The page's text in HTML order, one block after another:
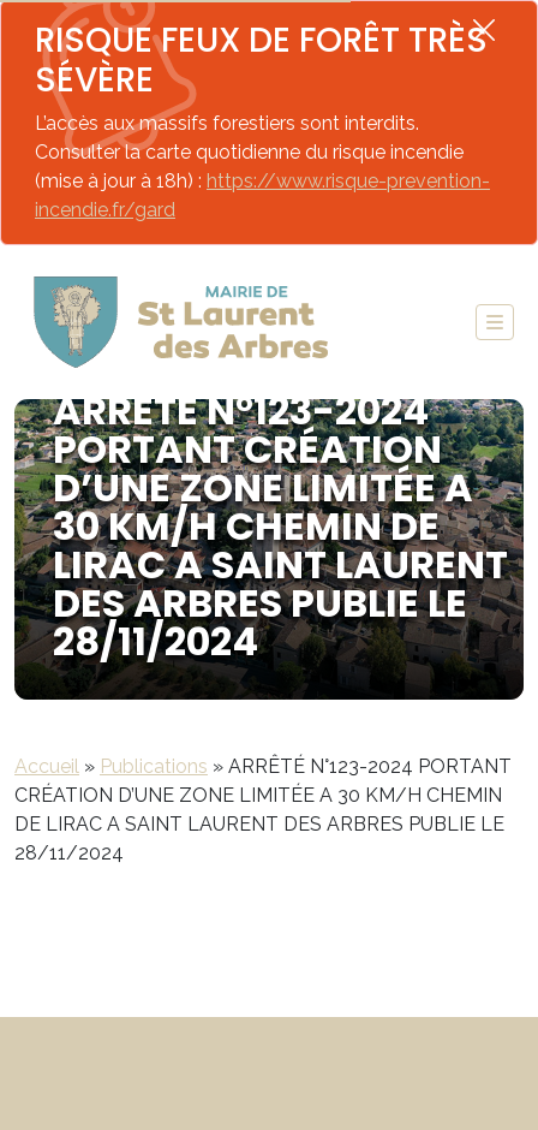
RISQUE FEUX DE FORÊT TRÈS
SÉVÈRE
L’accès aux massifs forestiers sont interdits.
Consulter la carte quotidienne du risque incendie
(mise à jour à 18h) : https://www.risque-prevention-
incendie.fr/gard
ARRÊTÉ N°123-2024
PORTANT CRÉATION
D’UNE ZONE LIMITÉE A
30 KM/H CHEMIN DE
LIRAC A SAINT LAURENT
DES ARBRES PUBLIE LE
28/11/2024
Accueil » Publications » ARRÊTÉ N°123-2024 PORTANT
CRÉATION D’UNE ZONE LIMITÉE A 30 KM/H CHEMIN
DE LIRAC A SAINT LAURENT DES ARBRES PUBLIE LE
28/11/2024